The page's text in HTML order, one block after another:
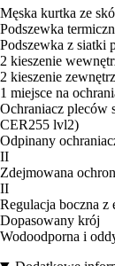
Męska kurtka ze
Podszewka
Podszewka z siatki
2 kieszenie
2 kieszenie
1 miejsce na
Ochraniacz pleców
CER255 lvl2)
Odpinany
II
Zdejmowana
II
Regulacja boczna z
Dopasowany krój
Wodoodporna i